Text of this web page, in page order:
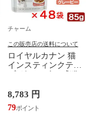
チャーム
この販売店の送料について
ロイヤルカナン 猫
インスティンクティ
袋 お一人様１点限り
関東当日便
8,783 円
79